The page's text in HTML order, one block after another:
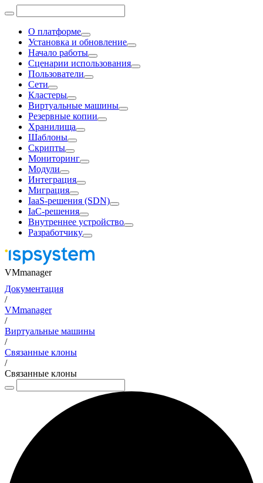
О платформе
Установка и обновление
Начало работы
Сценарии использования
Пользователи
Сети
Кластеры
Виртуальные машины
Резервные копии
Хранилища
Шаблоны
Скрипты
Мониторинг
Модули
Интеграция
Миграция
IaaS-решения (SDN)
IaC-решения
Внутреннее устройство
Разработчику
VMmanager
Документация
/
VMmanager
/
Виртуальные машины
/
Связанные клоны
/
Связанные клоны